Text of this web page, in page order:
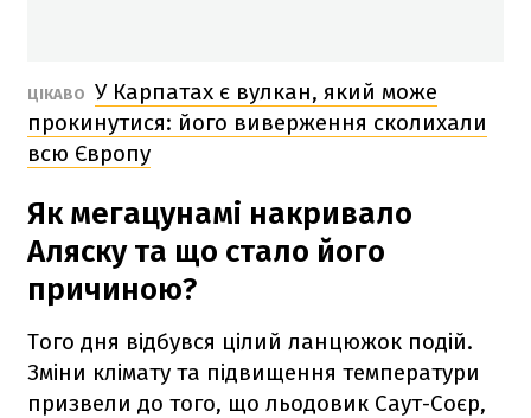
ЦІКАВО У Карпатах є вулкан, який може
прокинутися: його виверження сколихали
всю Європу
Як мегацунамі накривало
Аляску та що стало його
причиною?
Того дня відбувся цілий ланцюжок подій.
Зміни клімату та підвищення температури
призвели до того, що льодовик Саут-Соєр,